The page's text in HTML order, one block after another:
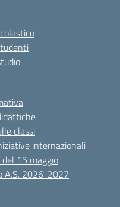
classi
internazionali
15 maggio
A.S. 2026-2027